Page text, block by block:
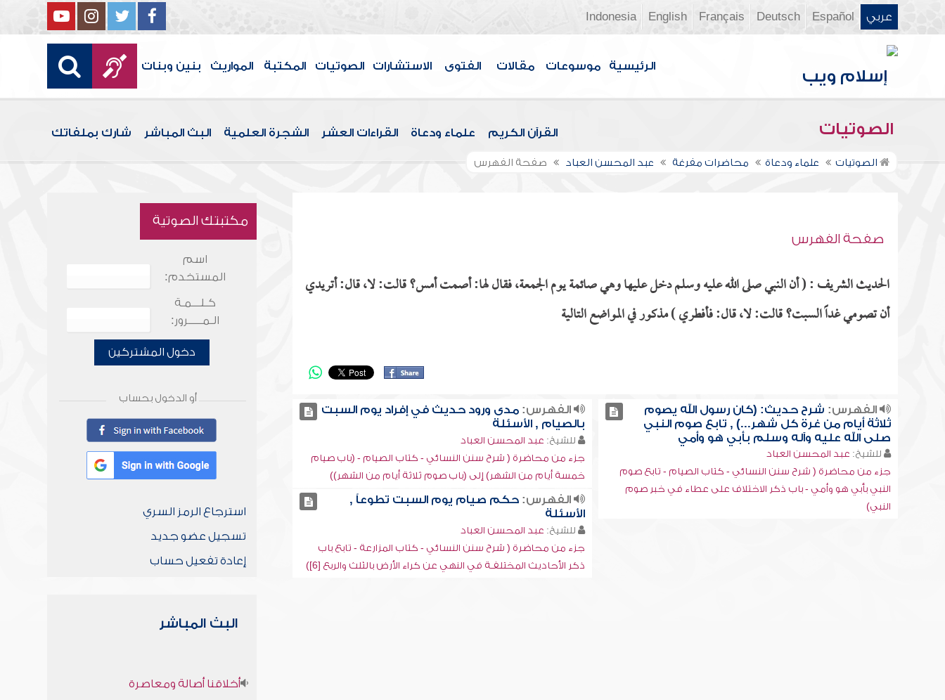
عربي Español
Deutsch
Français
English
Indonesia
الرئيسية موسوعات مقالات الفتوى الاستشارات الصوتيات المكتبة المواريث بنين وبنات
الصوتيات القرآن الكريم علماء ودعاة القراءات العشر الشجرة العلمية البث المباشر شارك بملفاتك
الصوتيات علماء ودعاة محاضرات مفرغة عبد المحسن العباد صفحة الفهرس
صفحة الفهرس
الحديث الشريف : ( أن النبي صلى الله عليه وسلم دخل عليها وهي صائمة يوم الجمعة، فقال لها: أصمت أمس؟ قالت: لا، قال: أتريدي
أن تصومي غداً السبت؟ قالت: لا، قال: فأفطري ) مذكور في المواضع التالية
الفهرس: شرح حديث: (كان رسول الله يصوم
ثلاثة أيام من غرة كل شهر...) , تابع صوم النبي
صلى الله عليه وآله وسلم بأبي هو وأمي
للشيخ: عبد المحسن العباد
جزء من محاضرة ( شرح سنن النسائي - كتاب الصيام - تابع صوم
النبي بأبي هو وأمي - باب ذكر الاختلاف على عطاء في خبر صوم
النبي)
الفهرس: مدى ورود حديث في إفراد يوم السبت
بالصيام , الأسئلة
للشيخ: عبد المحسن العباد
جزء من محاضرة ( شرح سنن النسائي - كتاب الصيام - (باب صيام
خمسة أيام من الشهر) إلى (باب صوم ثلاثة أيام من الشهر))
الفهرس: حكم صيام يوم السبت تطوعاً ,
الأسئلة
للشيخ: عبد المحسن العباد
جزء من محاضرة ( شرح سنن النسائي - كتاب المزارعة - تابع باب
ذكر الأحاديث المختلفـة في النهي عن كراء الأرض بالثلث والربع [6])
مكتبتك الصوتية
اسم
المستخدم:
كـلـــمـة
الـمـــــرور:
دخول المشتركين
أو الدخول بحساب
استرجاع الرمز السري
تسجيل عضو جديد
إعادة تفعيل حساب
البث المباشر
أخلاقنا أصالة ومعاصرة